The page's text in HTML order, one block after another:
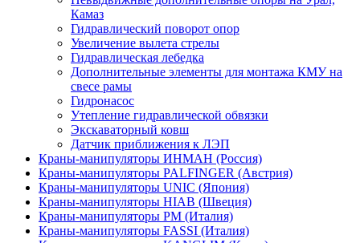
Камаз
Гидравлический поворот опор
Увеличение вылета стрелы
Гидравлическая лебедка
Дополнительные элементы для монтажа КМУ на
свесе рамы
Гидронасос
Утепление гидравлической обвязки
Экскаваторный ковш
Датчик приближения к ЛЭП
Краны-манипуляторы ИНМАН (Россия)
Краны-манипуляторы PALFINGER (Австрия)
Краны-манипуляторы UNIC (Япония)
Краны-манипуляторы HIAB (Швеция)
Краны-манипуляторы PM (Италия)
Краны-манипуляторы FASSI (Италия)